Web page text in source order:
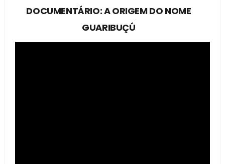
DOCUMENTÁRIO: A ORIGEM DO NOME
GUARIBUÇÚ